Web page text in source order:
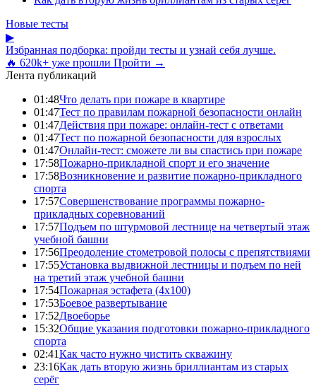
Новые тесты
▶
Избранная подборка: пройди тесты и узнай себя лучше.
🔥 620k+ уже прошли Пройти →
Лента публикаций
01:48Что делать при пожаре в квартире
01:47Тест по правилам пожарной безопасности онлайн
01:47Действия при пожаре: онлайн-тест с ответами
01:47Тест по пожарной безопасности для взрослых
01:47Онлайн-тест: сможете ли вы спастись при пожаре
17:58Пожарно-прикладной спорт и его значение
17:58Возникновение и развитие пожарно-прикладного
спорта
17:57Совершенствование программы пожарно-
прикладных соревнований
17:57Подъем по штурмовой лестнице на четвертый этаж
учебной башни
17:56Преодоление стометровой полосы с препятствиями
17:55Установка выдвижной лестницы и подъем по ней
на третий этаж учебной башни
17:54Пожарная эстафета (4x100)
17:53Боевое развертывание
17:52Двоеборье
15:32Общие указания подготовки пожарно-прикладного
спорта
02:41Как часто нужно чистить скважину
23:16Как дать вторую жизнь бриллиантам из старых
серёг